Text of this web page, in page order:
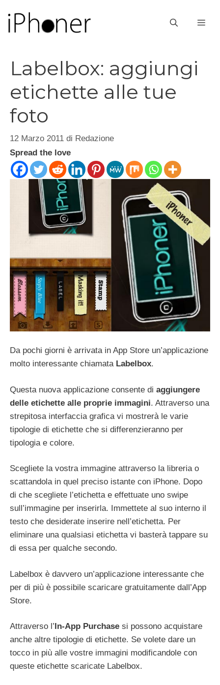
contenuto
Labelbox: aggiungi
etichette alle tue
foto
12 Marzo 2011 di Redazione
Spread the love
Da pochi giorni è arrivata in App Store un’applicazione
molto interessante chiamata Labelbox.
Questa nuova applicazione consente di aggiungere
delle etichette alle proprie immagini. Attraverso una
strepitosa interfaccia grafica vi mostrerà le varie
tipologie di etichette che si differenzieranno per
tipologia e colore.
Scegliete la vostra immagine attraverso la libreria o
scattandola in quel preciso istante con iPhone. Dopo
di che scegliete l’etichetta e effettuate uno swipe
sull’immagine per inserirla. Immettete al suo interno il
testo che desiderate inserire nell’etichetta. Per
eliminare una qualsiasi etichetta vi basterà tappare su
di essa per qualche secondo.
Labelbox è davvero un’applicazione interessante che
per di più è possibile scaricare gratuitamente dall’App
Store.
Attraverso l’In-App Purchase si possono acquistare
anche altre tipologie di etichette. Se volete dare un
tocco in più alle vostre immagini modificandole con
queste etichette scaricate Labelbox.